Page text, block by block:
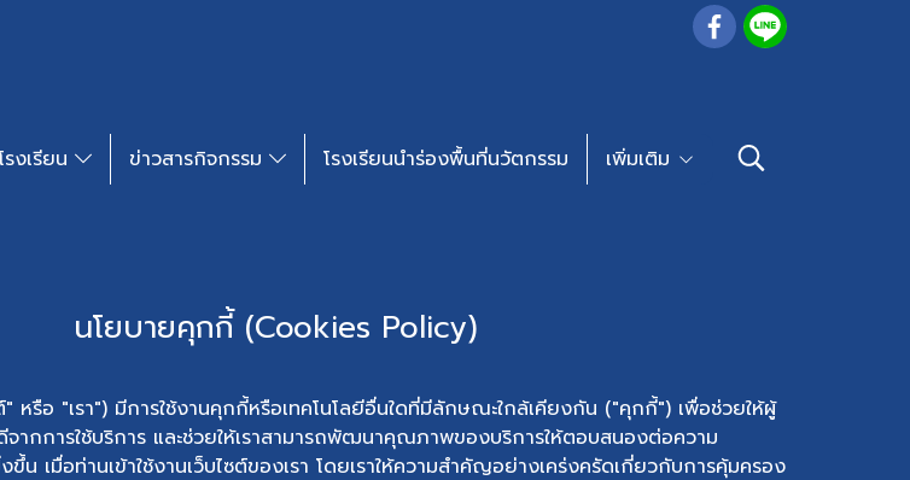
งเรียน ข่าวสารกิจกรรม​ โรงเรียนนำร่องพื้นที่นวัตกรรม เพิ่มเติม
นโยบายคุกกี้ (Cookies Policy)
" หรือ "เรา") มีการใช้งานคุกกี้หรือเทคโนโลยีอื่นใดที่มีลักษณะใกล้เคียงกัน ("คุกกี้") เพื่อช่วยให้ผู้
จากการใช้บริการ และช่วยให้เราสามารถพัฒนาคุณภาพของบริการให้ตอบสนองต่อความ
น เมื่อท่านเข้าใช้งานเว็บไซต์ของเรา โดยเราให้ความสำคัญอย่างเคร่งครัดเกี่ยวกับการคุ้มครอง